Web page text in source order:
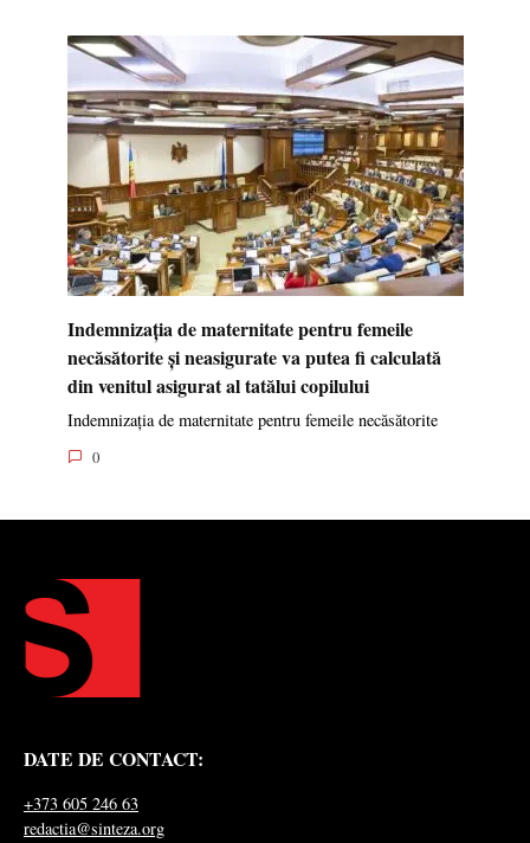
Indemnizația de maternitate pentru femeile
necăsătorite și neasigurate va putea fi calculată
din venitul asigurat al tatălui copilului
Indemnizația de maternitate pentru femeile necăsătorite
0
DATE DE CONTACT:
+373 605 246 63
redactia@sinteza.org